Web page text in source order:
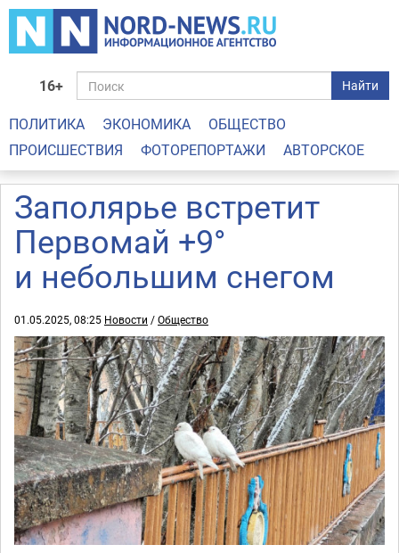
16+ Найти
ПОЛИТИКА ЭКОНОМИКА
ОБЩЕСТВО
ПРОИСШЕСТВИЯ
ФОТОРЕПОРТАЖИ АВТОРСКОЕ
Заполярье встретит
Первомай +9°
и небольшим снегом
01.05.2025, 08:25 Новости /Общество